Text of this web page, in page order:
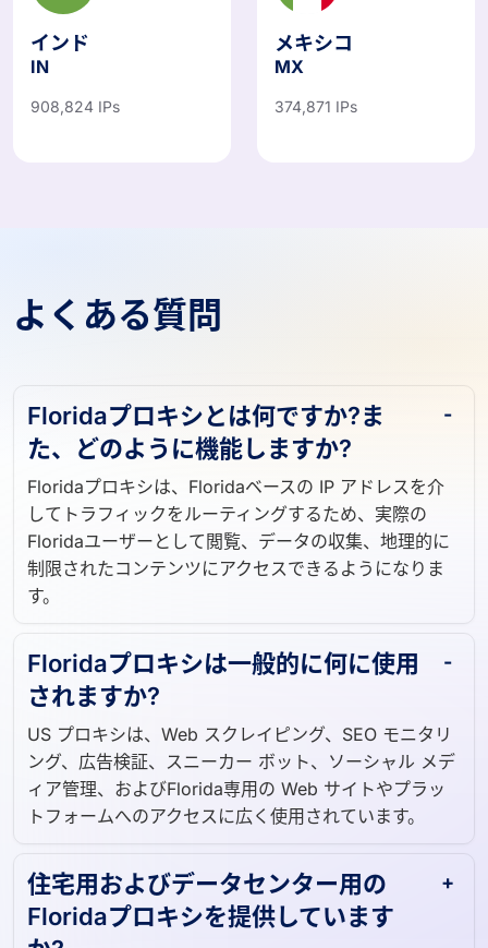
インド
IN
908,824 IPs
メキシコ
MX
374,871 IPs
よくある質問
Floridaプロキシとは何ですか?ま
た、どのように機能しますか?
Floridaプロキシは、Floridaベースの IP アドレスを介
してトラフィックをルーティングするため、実際の
Floridaユーザーとして閲覧、データの収集、地理的に
制限されたコンテンツにアクセスできるようになりま
す。
Floridaプロキシは一般的に何に使用
されますか?
US プロキシは、Web スクレイピング、SEO モニタリ
ング、広告検証、スニーカー ボット、ソーシャル メデ
ィア管理、およびFlorida専用の Web サイトやプラッ
トフォームへのアクセスに広く使用されています。
住宅用およびデータセンター用の
Floridaプロキシを提供しています
か?